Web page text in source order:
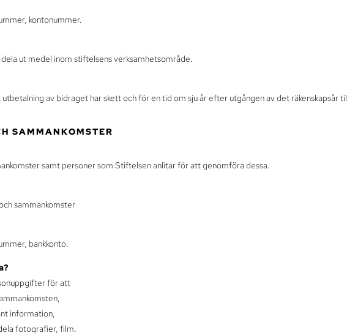
kontonummer.
ut medel inom stiftelsens verksamhetsområde.
av bidraget har skett och för en tid om sju år efter utgången av det räkenskapsår
SAMMANKOMSTER
samt personer som Stiftelsen anlitar för att genomföra dessa.
sammankomster
bankkonto.
för att
information,
fotografier, film.